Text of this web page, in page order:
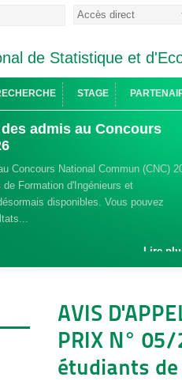
de Statistique et
STAGE
admis au Concours
Concours National Commun (CNC)
Formation d'Ingénieurs et
disponibles. Vous pouvez
Lire
AVIS
PRIX N°
étudiants de